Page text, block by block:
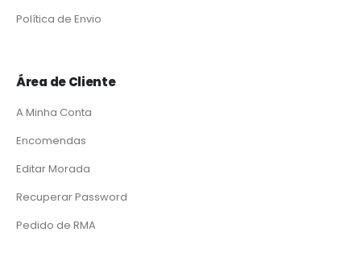
Política de Envio
Área de Cliente
A Minha Conta
Encomendas
Editar Morada
Recuperar Password
Pedido de RMA